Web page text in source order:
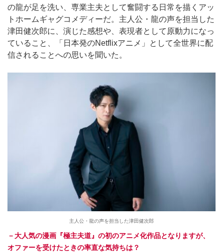
の龍が足を洗い、専業主夫として奮闘する日常を描くアッ
トホームギャグコメディーだ。主人公・龍の声を担当した
津田健次郎に、演じた感想や、表現者として原動力になっ
ていること、「日本発のNetflixアニメ」として全世界に配
信されることへの思いを聞いた。
主人公・龍の声を担当した津田健次郎
－大人気の漫画『極主夫道』の初のアニメ化作品となりますが、
オファーを受けたときの率直な気持ちは？